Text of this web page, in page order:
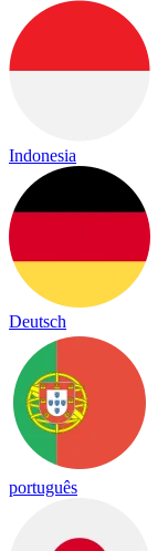
Indonesia
Deutsch
português